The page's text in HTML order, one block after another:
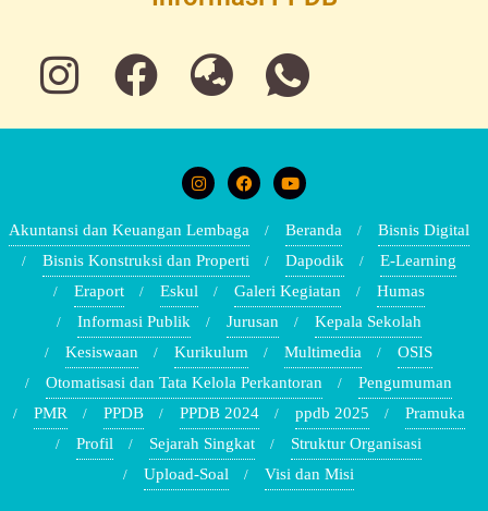
Akuntansi dan Keuangan Lembaga Beranda
Bisnis Digital
Bisnis Konstruksi dan Properti
Dapodik
E-Learning
Eraport
Eskul Galeri Kegiatan
Humas
Informasi Publik
Jurusan
Kepala Sekolah
Kesiswaan
Kurikulum Multimedia
OSIS
Otomatisasi dan Tata Kelola Perkantoran
Pengumuman
PMR
PPDB PPDB 2024 ppdb 2025
Pramuka
Profil
Sejarah Singkat
Struktur Organisasi
Upload-Soal
Visi dan Misi